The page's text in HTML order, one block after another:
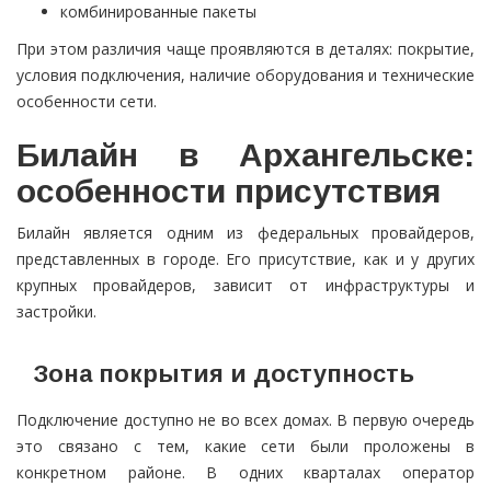
комбинированные пакеты
При этом различия чаще проявляются в деталях: покрытие,
условия подключения, наличие оборудования и технические
особенности сети.
Билайн в Архангельске:
особенности присутствия
Билайн является одним из федеральных провайдеров,
представленных в городе. Его присутствие, как и у других
крупных провайдеров, зависит от инфраструктуры и
застройки.
Зона покрытия и доступность
Подключение доступно не во всех домах. В первую очередь
это связано с тем, какие сети были проложены в
конкретном районе. В одних кварталах оператор